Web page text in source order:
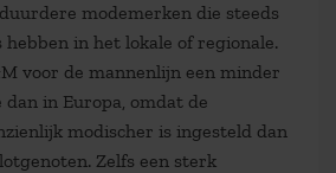
modemerken die steeds
in het lokale of regionale.
voor de mannenlijn een minder
dan in Europa, omdat de
modischer is ingesteld dan
Zelfs een sterk